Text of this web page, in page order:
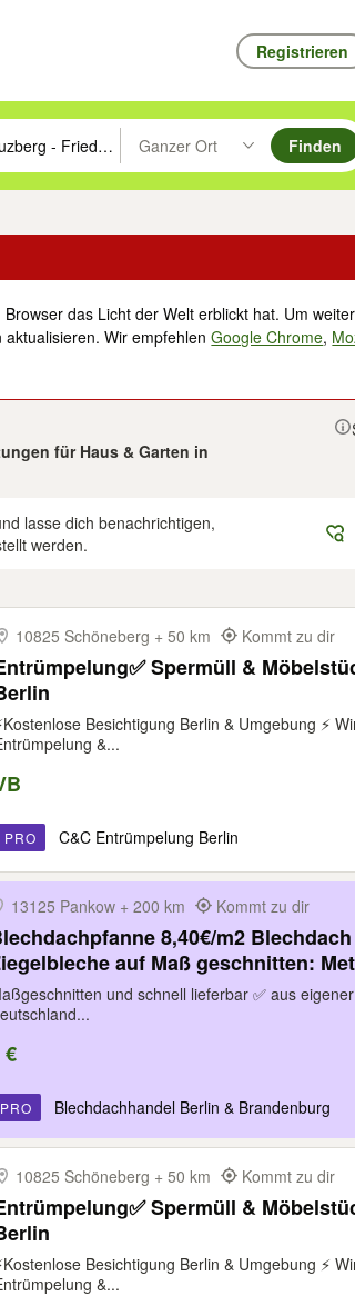
Registrieren
den Pfeiltasten nach oben/unten
Ort eingeben. Eingabetaste drücken um zu
Ganzer Ort
Suche im Umkreis des Finden
das Licht der Welt erblickt hat. Um
aktualisieren. Wir empfehlenGoogle Chrome,
für Haus & Garten in
lasse dich benachrichtigen,
werden.
10825 Schöneberg + 50 km Kommt zu dir
Spermüll &
Besichtigung Berlin & Umgebung ⚡️
&...
PRO C&C Entrümpelung Berlin
13125 Pankow + 200 km Kommt zu dir
8,40€/m2
auf Maß geschnitten:
Metallziegel,
Metalldachziegel
und schnell lieferbar ✅ aus
€
PRO Blechdachhandel Berlin & Brandenburg
10825 Schöneberg + 50 km Kommt zu dir
Spermüll &
Besichtigung Berlin & Umgebung ⚡️
&...